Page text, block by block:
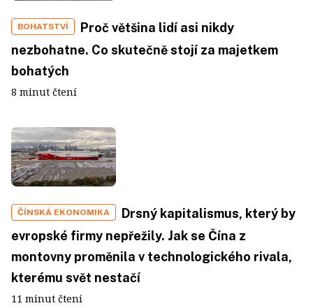
BOHATSTVÍ
Proč většina lidí asi nikdy
nezbohatne. Co skutečně stojí za majetkem
bohatých
8 minut čtení
ČÍNSKÁ EKONOMIKA
Drsný kapitalismus, který by
evropské firmy nepřežily. Jak se Čína z
montovny proměnila v technologického rivala,
kterému svět nestačí
11 minut čtení